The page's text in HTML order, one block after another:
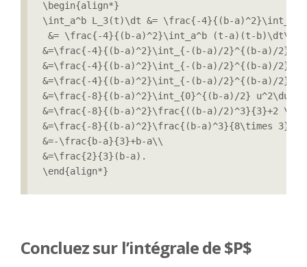
\begin{align*}
\int_a^b L_3(t)\dt &= \frac{-4}{(b-
&= \frac{-4}{(b-a)^2}\int_a^b (t-a)(t-b)\dt\\
&=\frac{-4}{(b-a)^2}\int_{-(b-a)/2}^{(b-a)/2}
&=\frac{-4}{(b-a)^2}\int_{-(b-a)/2}^{(b-a)/2}
&=\frac{-4}{(b-a)^2}\int_{-(b-a)/2}^{(b-a)/2}
&=\frac{-8}{(b-a)^2}\int_{0}^{(b-a)/2}
&=\frac{-8}{(b-a)^2}\frac{((b-a)/2)^3}{3}+2
&=\frac{-8}{(b-a)^2}\frac{(b-a)^3}{8\times
&=-\frac{b-a}{3}+b-a\\
&=\frac{2}{3}(b-a).
\end{align*}
Concluez sur l’intégrale de $P$